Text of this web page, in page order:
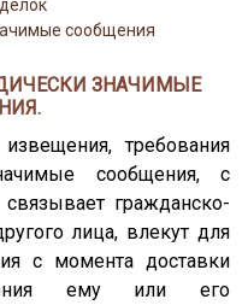
сообщения
ЗНАЧИМЫЕ
требования
сообщения, с
гражданско-
лица, влекут для
с момента доставки
ему или его